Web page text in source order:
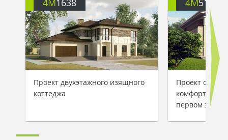
Проект двухэтажного изящного
коттеджа
Проект
комфортной
первом этаже